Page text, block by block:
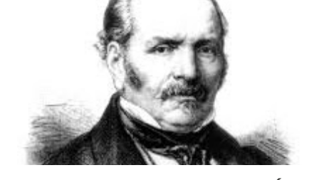
que a Doutrina Espírita estabelece com as questões sociais
e as ciências humanas, nos faculta, nos muni de
conhecimentos, condições e recursos para atravessarmos
as nossas encarnações como Espíritos mais atuantes com o
mundo social ao qual fazemos parte.